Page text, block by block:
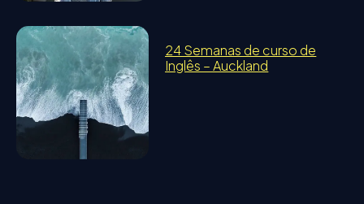
24 Semanas de curso de
Inglês – Auckland